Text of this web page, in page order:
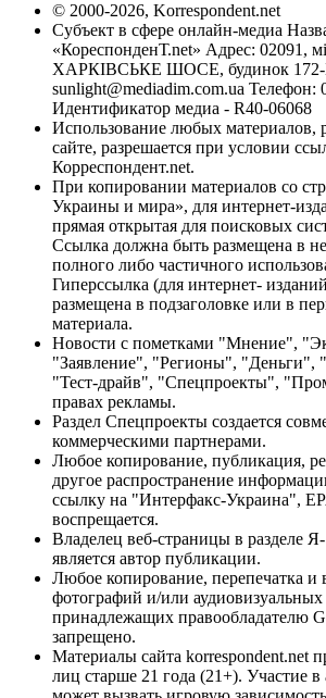
© 2000-2026, Korrespondent.net
Субъект в сфере онлайн-медиа
«КореспонденТ.net» Адрес: 02091,
ХАРКІВСЬКЕ ШОСЕ, будинок 172-
sunlight@mediadim.com.ua Телефон:
Идентификатор медиа - R40-06068
Использование любых материалов,
сайте, разрешается при условии
Корреспондент.net.
При копировании материалов со
Украины и мира», для интернет-
прямая открытая для поисковых
Ссылка должна быть размещена в
полного либо частичного
Гиперссылка (для интернет-
размещена в подзаголовке или в
материала.
Новости с пометками "Мнение",
"Заявление", "Регионы", "Деньги",
"Тест-драйв", "Спецпроекты",
правах рекламы.
Раздел Спецпроекты создается
коммерческими партнерами.
Любое копирование, публикация,
другое распространение
ссылку на "Интерфакс-Украина",
воспрещается.
Владелец веб-страницы в разделе
является автор публикации.
Любое копирование, перепечатка и
фотографий и/или аудиовизуальных
принадлежащих правообладателю
запрещено.
Материалы сайта korrespondent.net
лиц старше 21 года (21+). Участие в